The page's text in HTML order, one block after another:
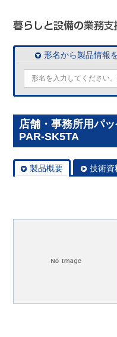
形名から製品情報
店舗・事務所用パ
PAR-SK5TA
製品概要 技術資